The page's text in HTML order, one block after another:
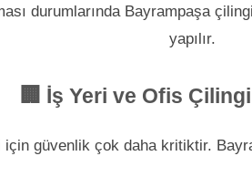
durumlarında Bayrampaşa
yapılır.
🏢 İş Yeri ve Ofis
güvenlik çok daha kritiktir.